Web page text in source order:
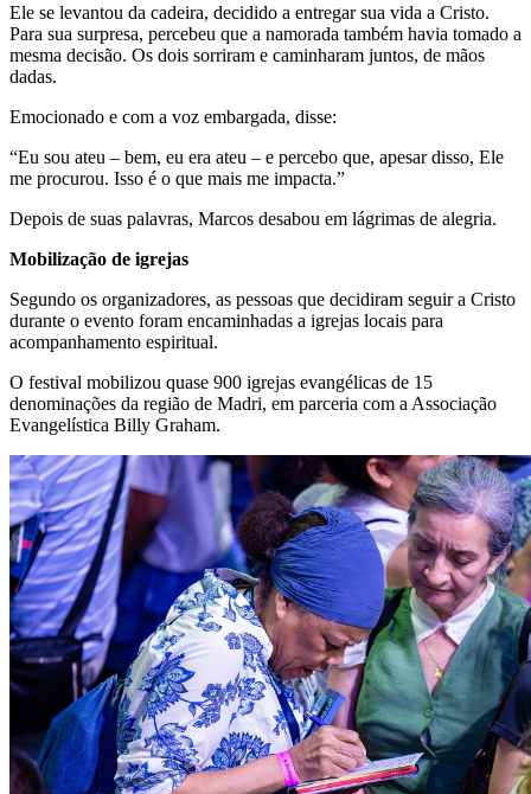
Ele se levantou da cadeira, decidido a entregar sua vida a Cristo.
Para sua surpresa, percebeu que a namorada também havia tomado a
mesma decisão. Os dois sorriram e caminharam juntos, de mãos
dadas.
Emocionado e com a voz embargada, disse:
“Eu sou ateu – bem, eu era ateu – e percebo que, apesar disso, Ele
me procurou. Isso é o que mais me impacta.”
Depois de suas palavras, Marcos desabou em lágrimas de alegria.
Mobilização de igrejas
Segundo os organizadores, as pessoas que decidiram seguir a Cristo
durante o evento foram encaminhadas a igrejas locais para
acompanhamento espiritual.
O festival mobilizou quase 900 igrejas evangélicas de 15
denominações da região de Madri, em parceria com a Associação
Evangelística Billy Graham.